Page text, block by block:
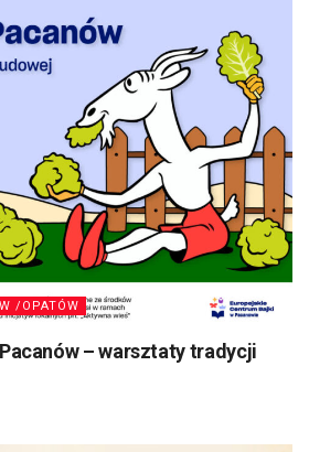
/OPATÓW
– warsztaty tradycji